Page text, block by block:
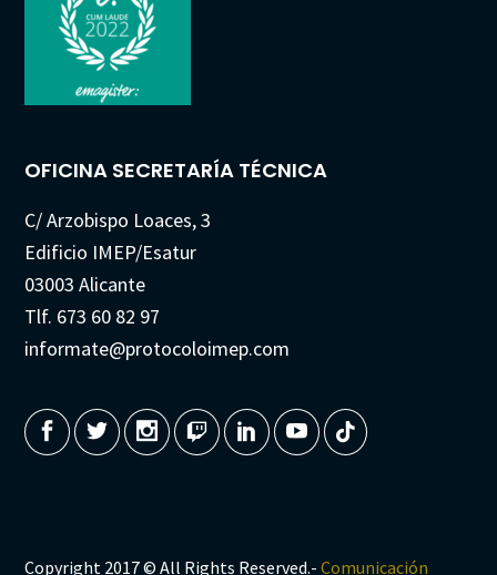
OFICINA SECRETARÍA TÉCNICA
C/ Arzobispo Loaces, 3
Edificio IMEP/Esatur
03003 Alicante
Tlf. 673 60 82 97
informate@protocoloimep.com
Copyright 2017 © All Rights Reserved.-Comunicación